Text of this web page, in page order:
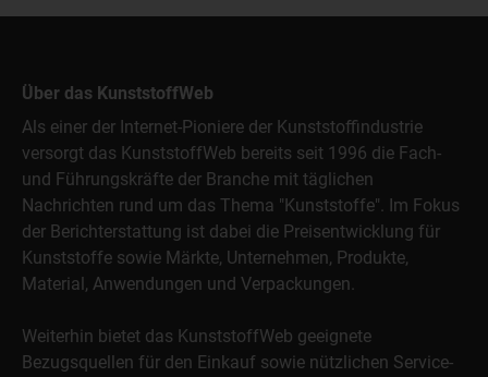
Über das KunststoffWeb
Als einer der Internet-Pioniere der Kunststoffindustrie
versorgt das KunststoffWeb bereits seit 1996 die Fach-
und Führungskräfte der Branche mit täglichen
Nachrichten rund um das Thema "Kunststoffe". Im Fokus
der Berichterstattung ist dabei die Preisentwicklung für
Kunststoffe sowie Märkte, Unternehmen, Produkte,
Material, Anwendungen und Verpackungen.
Weiterhin bietet das KunststoffWeb geeignete
Bezugsquellen für den Einkauf sowie nützlichen Service-